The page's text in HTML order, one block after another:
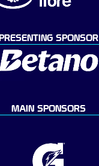
PRESENTING SPONSOR
MAIN SPONSORS